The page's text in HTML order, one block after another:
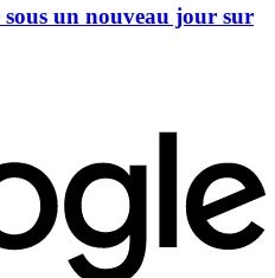
sous un nouveau jour sur